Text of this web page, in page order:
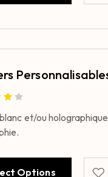
et/ou
Options